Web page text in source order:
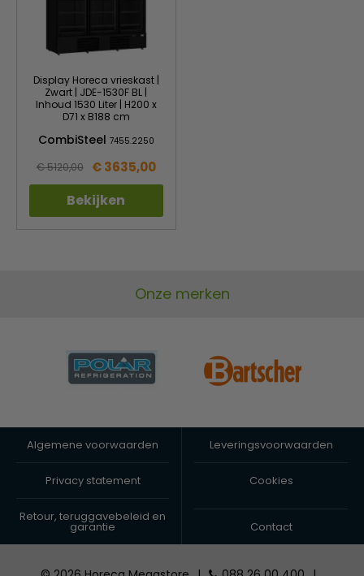
Display Horeca vrieskast |
Zwart | JDE-1530F BL |
Inhoud 1530 Liter | H200 x
D71 x B188 cm
CombiSteel 7455.2250
€ 5120,00 € 3635,00
Bekijken
Onze merken
Algemene voorwaarden Leveringsvoorwaarden
Privacy statement Cookies
Retour, teruggavebeleid en
garantie Contact